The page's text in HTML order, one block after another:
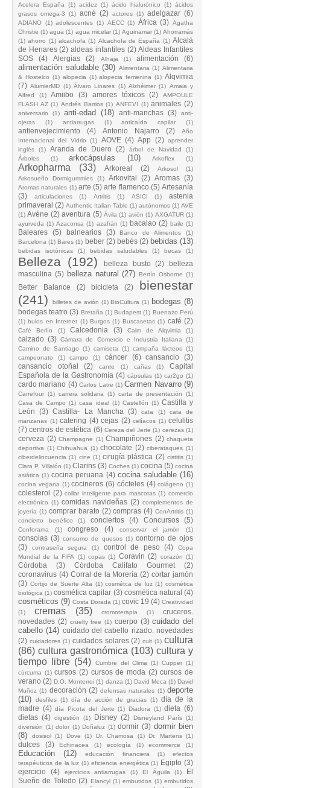
Acelera España (1) acidez (1) ácido hialurónico (1) ácidos
grasos omega-3
(1) acné (2) actores (1) adelgazar (6)
ADIANO (1) adolescentes (1) AECC (1) África (3) Agatha
Christie (1) agua (1) agua micelar (1) Aguinamar (1) Ahorramás
(1) ahorro (1) alcachofa (1) Alcachofa de España (1) Alcalá
de Henares (2) aldeas infantiles (2) Aldeas Infantiles
SOS
(4) Alergias (2) Alhaja (1) alimentación (6)
alimentación saludable (30) Alimentaria (1) Alimentaria
& Hostelco (1) alopecia (1) alopecia femenina (1) Alqvimia
(7) AlumierMD (1) Álvaro Linares (1) Alzhéimer (1) Amaia y
Alfred
(1) Amiibo (3) amores tóxicos (2)
AMPOULE
FLASH AZ (1) Andrés Barrios (1) ANFEVI (1) animales (2)
aniversario (1) anti-edad (18) anti-manchas (3)
anti-
ojeras
(1) antiarrugas (1) anticaída capilar (1)
antienvejecimiento (4) Antonio Najarro (2)
Año
Internacional del Vidrio
(1) AOVE (4) App (2) aprender
inglés
(1) Aranda de Duero (2) árbol de Navidad
(1)
Árboles
(1) arkocápsulas (10) Arkoflex (1)
Arkopharma (33) Arkoreal (2) Arkosol
(1)
Arkosueño Dormigummies
(1) Arkovital (2) Aromas (3)
Aromas naturales (1) arte (5) arte flamenco (5) Artesanía
(3)
articulaciones (1) Artritis (1) ASICI (1)
astenia
primaveral (2) Authentic Italian Table (1) autónomos (1) AVE
(1) Avène (2) aventura (5) Ávila (1) avión (1) AXGATUR (1)
ayurveda (1) Azaconsa (1) azafrán (1) bacalao (2) baile (1)
Baleares (5) balnearios (3) Banco de Alimentos
(1)
Barcelona (1) Bares (1) beber (2) bebés (2) bebidas (13)
bebidas isotónicas (1) bebidas saludables (1) becas (1)
Belleza (192) belleza busto (2)
belleza
masculina (5) belleza natural (27) Bertín Osborne (1)
Better Balance (2) bicicleta (2)
bienestar
(241)
billetes de avión (1) BioCultura (1) bodegas (8)
bodegas.teatro (3) Bretaña (1) Budapest (1) Buenazo Perú
(1) bulos en Internet (1) Burgos (1) Buscasetas (1) café (2)
Café Berlín (1) Calcedonia (3) Calm de Alqvimia (1)
calzado (3) Cámara de Comercio e Industria Italiana (1)
Camino de Santiago
(1) camiseta (1) campaña lácteos (1)
campeonato
(1) campo (1) cáncer (6) cansancio
(3)
cansancio otoñal
(2) cante (1) cañas (1)
Capital
Española de la Gastronomía (4) cápsulas (1) car2go (1)
cardo mariano (4) Carlos Latre (1) Carmen Navarro (9)
Carrefour (1) carrera solidaria (1) carta de presentación
(1)
Casa de Campo (1) casa ideal (1) Castellón (1) Castilla y
León
(3) Castilla- La Mancha (3) cata (1)
cata de
manzanas (1) catering (4) cejas (2) celíacos (1) celulitis
(7) centros de estética (6) Cereza del Jerte (1) cerezas (1)
cerveza (2) Champagne (1) Champiñones (2) chaqueta
deportiva (1) Chihuahua (1) chocolate (2) ciberataques (1)
ciberdelincuencia (1) cine (1) cirugía plástica (2) cistitis (1)
Clara P. Villalón (1) Clarins (3) Coches (1) cocina (5) cocina
asiática (1) cocina peruana (4) cocina saludable (16)
cocina vegana (1) cocineros (6) cócteles (4) colágeno (1)
colesterol (2) collar inteligente para mascotas (1) comercio
electrónico (1) comidas navideñas (2) complementos de
joyería (1) comprar barato (2) compras (4) ConArtritis (1)
concierto benéfico
(1) conciertos (4) Concursos (5)
Conforama (1) congreso (4) conservar el jamón (1)
consolas (3) consumo de quesos (1) contorno de ojos
(3)
contraseña segura (1) control de peso (4)
Copa
Mundial de la FIFA (1) copas (1) Coravin (2) corazón (1)
Córdoba (3) Córdoba Califato Gourmet
(2)
coronavirus (4) Corral de la Morería (2) cortar jamón
(3) Cortijo de Suerte Alta (1) cosmétca de luz (1) cosmética
biológica (1) cosmética capilar (3) cosmética natural (4)
cosméticos (9) Costa Dorada (1) covic 19 (4) Creatividad
(1)
cremas (35) cromoterapia (1)
cruceros.
novedades (2) cruelty free (1) cuerpo (3) cuidado del
cabello (14) cuidado del cabello rizado. novedades
(2) cuidadores (1) cuidados solares (2) cult (1) cultura
(86) cultura gastronómica (103) cultura y
tiempo libre (54) Cumbre del Clima (1) Cupper (1)
cúrcuma (1) cursos (2) cursos de moda (2) cursos de
verano (2) D.O. Monterrei (1) danza (1) David Meca (1) David
Muñoz (1) decoración (2) defensas naturales (1) deporte
(10)
desfiles (1) día de acción de gracias (1) día de la
madre (4) día Picota del Jerte (1) Diadora (1) dieta (6)
dietas (4) digestión (1) Disney (2) Disneyland París (1)
diversión (1) dolor (1) Doñaluz (1) dormir (3) dormir bien
(8)
dosisol (1) Dove (1) Dr. Chamosa (1) Dr. Martens (1)
dulces (3) Echinacea (1) ecología (1) ecommerce (1)
Educación (12) educación financiera (1)
efectos
terapéuticos de la luz (1) eficiencia energética (1) Egipto (3)
ejercicio
(4) ejercicios antiarrugas (1) El Águila (1)
El
Sueño de Toledo (2) Elancyl (1) embutidos (1) embutidos